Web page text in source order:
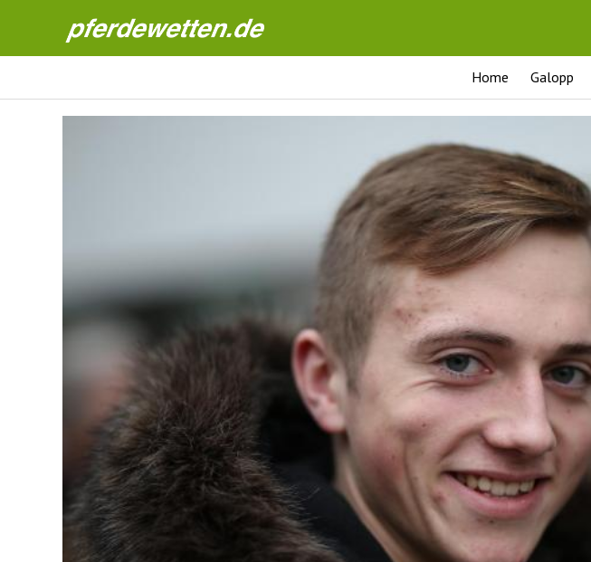
Pferdewetten News
Home Galopp